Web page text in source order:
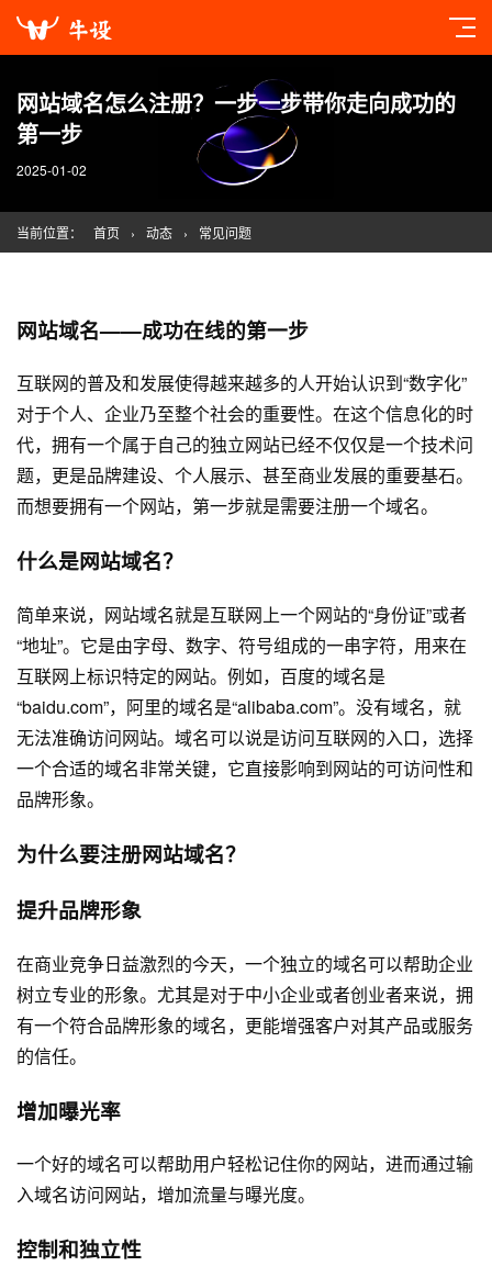
网站域名怎么注册？一步一步带你走向成功的
第一步
2025-01-02
当前位置： 首页 › 动态 › 常见问题
网站域名——成功在线的第一步
互联网的普及和发展使得越来越多的人开始认识到“数字化”
对于个人、企业乃至整个社会的重要性。在这个信息化的时
代，拥有一个属于自己的独立网站已经不仅仅是一个技术问
题，更是品牌建设、个人展示、甚至商业发展的重要基石。
而想要拥有一个网站，第一步就是需要注册一个域名。
什么是网站域名？
简单来说，网站域名就是互联网上一个网站的“身份证”或者
“地址”。它是由字母、数字、符号组成的一串字符，用来在
互联网上标识特定的网站。例如，百度的域名是
“baidu.com”，阿里的域名是“alibaba.com”。没有域名，就
无法准确访问网站。域名可以说是访问互联网的入口，选择
一个合适的域名非常关键，它直接影响到网站的可访问性和
品牌形象。
为什么要注册网站域名？
提升品牌形象
在商业竞争日益激烈的今天，一个独立的域名可以帮助企业
树立专业的形象。尤其是对于中小企业或者创业者来说，拥
有一个符合品牌形象的域名，更能增强客户对其产品或服务
的信任。
增加曝光率
一个好的域名可以帮助用户轻松记住你的网站，进而通过输
入域名访问网站，增加流量与曝光度。
控制和独立性